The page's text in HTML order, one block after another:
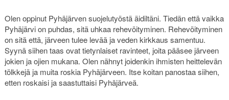
Olen oppinut Pyhäjärven suojelutyöstä äidiltäni. Tiedän että vaikka
Pyhäjärvi on puhdas, sitä uhkaa rehevöityminen. Rehevöityminen
on sitä että, järveen tulee levää ja veden kirkkaus samentuu.
Syynä siihen taas ovat tietynlaiset ravinteet, joita pääsee järveen
jokien ja ojien mukana. Olen nähnyt joidenkin ihmisten heittelevän
tölkkejä ja muita roskia Pyhäjärveen. Itse koitan panostaa siihen,
etten roskaisi ja saastuttaisi Pyhäjärveä.